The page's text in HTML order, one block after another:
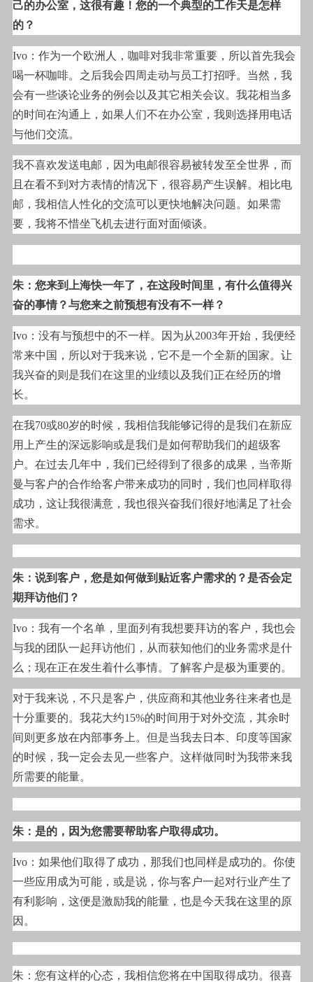
己的办公室，这很有趣！您的一个典型的工作天是怎样
的？
Ivo ：作为一个欧洲人，咖啡对我非常重要，所以首先我会
喝一杯咖啡。之后我会四周走动与员工打招呼。当然，我
会有一些谈论业务的例会以及其它相关会议。我花相当多
的时间在沟通上，如果人们不在办公室，我则选择用电话
与他们交流。
我不喜欢发送电邮，因为电邮很容易被转发至全世界，而
且在看不到对方表情的情况下，很容易产生误解。相比电
邮，我相信人性化的交流可以更快地解决问题。如果需
要，我将不惜坐飞机去进行面对面倾谈。
朱：您来到上海快一年了，在这段时间里，有什么值得兴
奋的事情？与您来之前预想有没有不一样？
Ivo ：没有与预想中的不一样。因为从2003年开始，我便经
常来中国，所以对于我来说，它不是一个全新的国家。让
我兴奋的则是我们在这里的业绩以及我们正在经历的增
长。
在我70或80岁的时候，我相信我能够记得的是我们在新应
用上产生的深远影响或是我们是如何帮助我们的超级客
户。在过去几年中，我们已经得到了很多的成果，当帝斯
曼与客户的合作给客户带来成功的同时，我们也同样取得
成功，这让我很满意，我也很兴奋我们很好地满足了社会
需求。
朱：说到客户，您是如何做到贴近客户需求的？是否会定
期拜访他们？
Ivo ：我有一个名单，里面列有我想要拜访的客户，我也会
与我的团队一起拜访他们，从而获知他们的业务需求是什
么；现在正在发生着什么事情。了解客户是极为重要的。
对于我来说，不只是客户，供应商和其他业务往来者也是
十分重要的。我花大约15%的时间用于对外交流，其余时
间则更多放在内部事务上。但是当我去日本、印度等国家
的时候，我一定会去见一些客户。这样做同时为我带来我
所需要的能量。
朱：是的，因为您需要帮助客户取得成功。
Ivo ：如果他们取得了成功，那我们也同样是成功的。你使
一些应用成为可能，或是说，你与客户一起对行业产生了
有利影响，这便是激励我的能量，也是今天我在这里的原
因。
朱：您有这样的心态，我相信您将在中国取得成功。很喜